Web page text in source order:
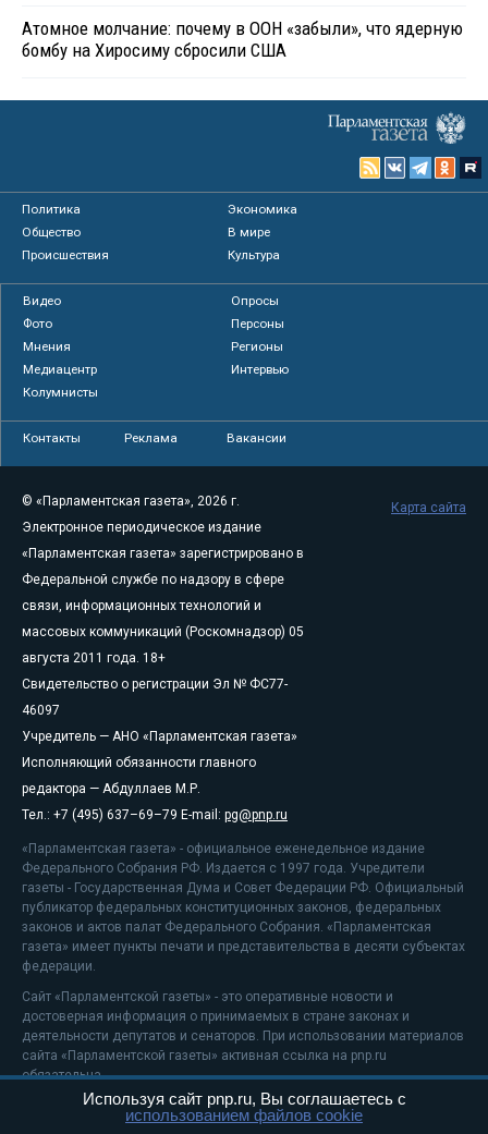
Атомное молчание: почему в ООН «забыли», что ядерную
бомбу на Хиросиму сбросили США
Политика
Экономика
Общество
В мире
Происшествия
Культура
Видео
Опросы
Фото
Персоны
Мнения
Регионы
Медиацентр
Интервью
Колумнисты
Контакты Реклама Вакансии
© «Парламентская газета», 2026 г.
Электронное периодическое издание
«Парламентская газета» зарегистрировано в
Федеральной службе по надзору в сфере
связи, информационных технологий и
массовых коммуникаций (Роскомнадзор) 05
августа 2011 года. 18+
Свидетельство о регистрации Эл № ФС77-
46097
Учредитель — АНО «Парламентская газета»
Исполняющий обязанности главного
редактора — Абдуллаев М.Р.
Тел.: +7 (495) 637–69–79 E-mail: pg@pnp.ru
«Парламентская газета» - официальное еженедельное издание
Федерального Собрания РФ. Издается с 1997 года. Учредители
газеты - Государственная Дума и Совет Федерации РФ. Официальный
публикатор федеральных конституционных законов, федеральных
законов и актов палат Федерального Собрания. «Парламентская
газета» имеет пункты печати и представительства в десяти субъектах
федерации.
Сайт «Парламентской газеты» - это оперативные новости и
достоверная информация о принимаемых в стране законах и
деятельности депутатов и сенаторов. При использовании материалов
сайта «Парламентской газеты» активная ссылка на pnp.ru
обязательна.
На информационном ресурсе применяютсярекомендательные
Карта сайта
Используя сайт pnp.ru, Вы соглашаетесь с
использованием файлов cookie